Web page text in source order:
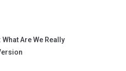
Are We Really